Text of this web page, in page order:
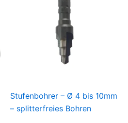
Stufenbohrer – Ø 4 bis 10mm
– splitterfreies Bohren